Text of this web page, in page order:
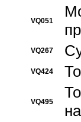
VQ051
VQ267
VQ424
VQ495